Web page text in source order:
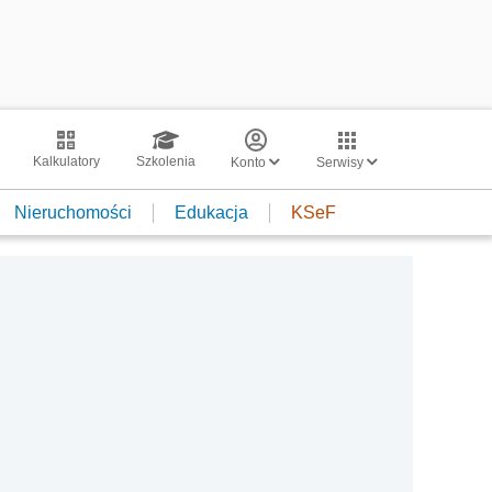
Kalkulatory Szkolenia Konto Serwisy
Nieruchomości Edukacja KSeF